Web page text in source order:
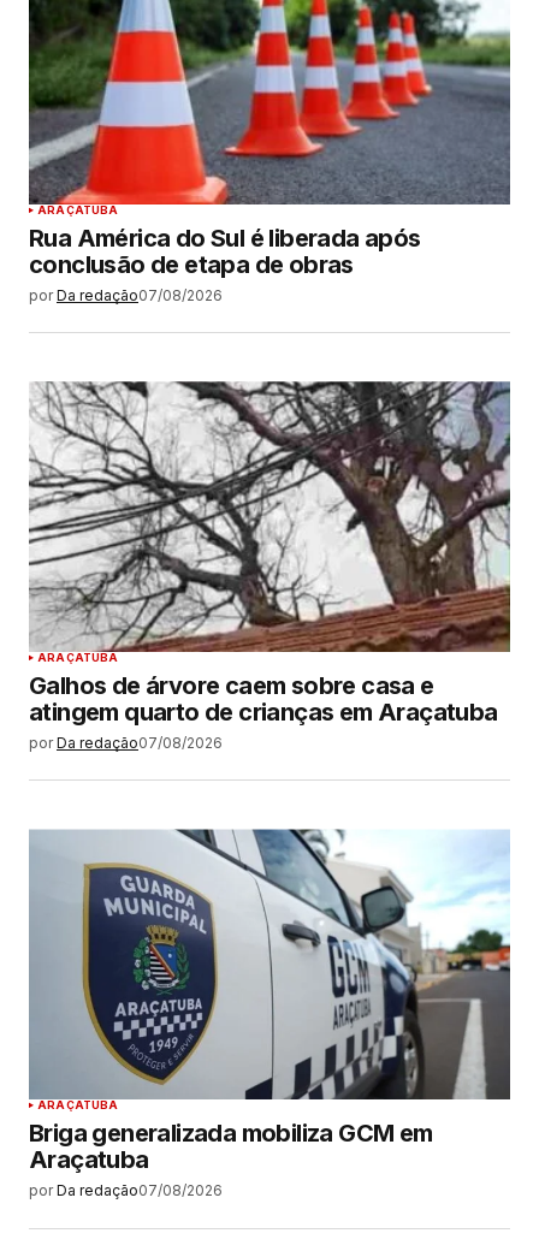
ARAÇATUBA
Rua América do Sul é liberada após
conclusão de etapa de obras
por Da redação07/08/2026
ARAÇATUBA
Galhos de árvore caem sobre casa e
atingem quarto de crianças em Araçatuba
por Da redação07/08/2026
ARAÇATUBA
Briga generalizada mobiliza GCM em
Araçatuba
por Da redação07/08/2026